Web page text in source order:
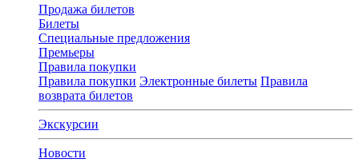
Продажа билетов
Билеты
Специальные предложения
Премьеры
Правила покупки
Правила покупки Электронные билеты Правила
возврата билетов
Экскурсии
Новости